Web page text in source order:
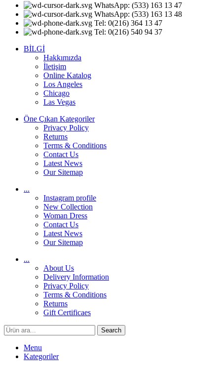
WhatsApp: (533) 163 13 47
WhatsApp: (533) 163 13 48
Tel: 0(216) 364 13 47
Tel: 0(216) 540 94 37
BİLGİ
Hakkımızda
İletişim
Online Katalog
Los Angeles
Chicago
Las Vegas
Öne Çıkan Kategoriler
Privacy Policy
Returns
Terms & Conditions
Contact Us
Latest News
Our Sitemap
...
Instagram profile
New Collection
Woman Dress
Contact Us
Latest News
Our Sitemap
...
About Us
Delivery Information
Privacy Policy
Terms & Conditions
Returns
Gift Certificaes
Search
Menu
Kategoriler